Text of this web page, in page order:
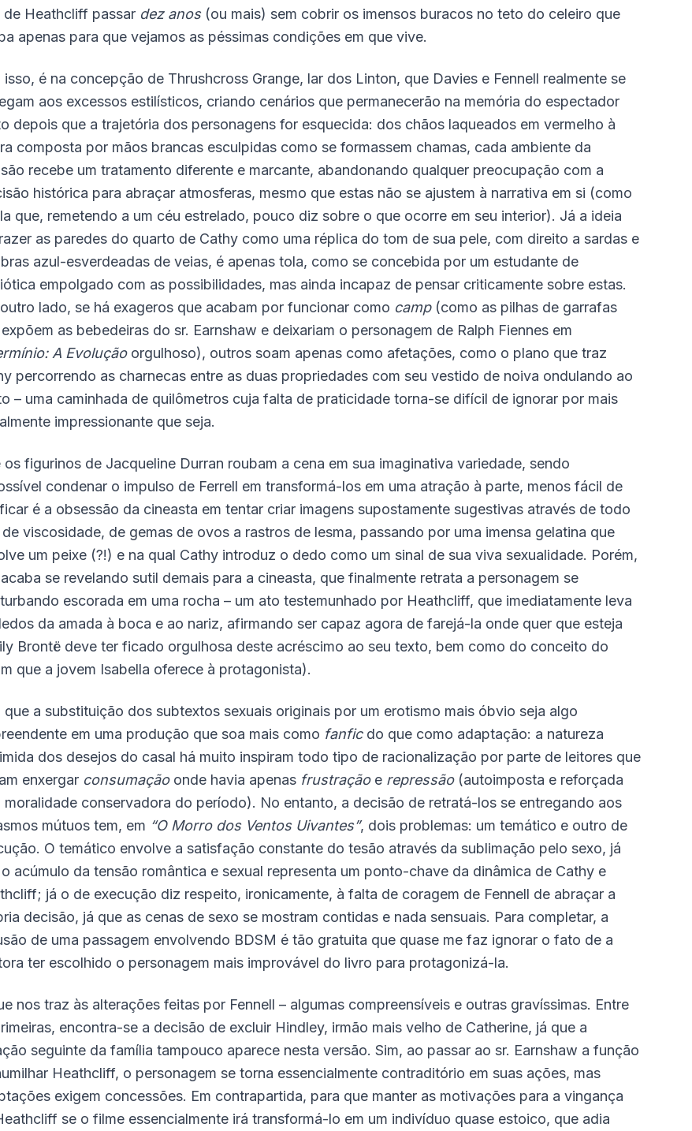
Heathcliff passar dez anos(ou mais) sem cobrir os imensos buracos no teto do celeiro que
apenas para que vejamos as péssimas condições em que vive.
isso, é na concepção de Thrushcross Grange, lar dos Linton, que Davies e Fennell realmente se
aos excessos estilísticos, criando cenários que permanecerão na memória do espectador
depois que a trajetória dos personagens for esquecida: dos chãos laqueados em vermelho à
composta por mãos brancas esculpidas como se formassem chamas, cada ambiente da
recebe um tratamento diferente e marcante, abandonando qualquer preocupação com a
histórica para abraçar atmosferas, mesmo que estas não se ajustem à narrativa em si (como
que, remetendo a um céu estrelado, pouco diz sobre o que ocorre em seu interior). Já a ideia
as paredes do quarto de Cathy como uma réplica do tom de sua pele, com direito a sardas e
azul-esverdeadas de veias, é apenas tola, como se concebida por um estudante de
empolgado com as possibilidades, mas ainda incapaz de pensar criticamente sobre estas.
lado, se há exageros que acabam por funcionar como camp(como as pilhas de garrafas
as bebedeiras do sr. Earnshaw e deixariam o personagem de Ralph Fiennes em
A Evoluçãoorgulhoso), outros soam apenas como afetações, como o plano que traz
percorrendo as charnecas entre as duas propriedades com seu vestido de noiva ondulando ao
– uma caminhada de quilômetros cuja falta de praticidade torna-se difícil de ignorar por mais
impressionante que seja.
os figurinos de Jacqueline Durran roubam a cena em sua imaginativa variedade, sendo
condenar o impulso de Ferrell em transformá-los em uma atração à parte, menos fácil de
é a obsessão da cineasta em tentar criar imagens supostamente sugestivas através de todo
viscosidade, de gemas de ovos a rastros de lesma, passando por uma imensa gelatina que
um peixe (?!) e na qual Cathy introduz o dedo como um sinal de sua viva sexualidade. Porém,
se revelando sutil demais para a cineasta, que finalmente retrata a personagem se
escorada em uma rocha – um ato testemunhado por Heathcliff, que imediatamente leva
da amada à boca e ao nariz, afirmando ser capaz agora de farejá-la onde quer que esteja
Brontë deve ter ficado orgulhosa deste acréscimo ao seu texto, bem como do conceito do
que a jovem Isabella oferece à protagonista).
que a substituição dos subtextos sexuais originais por um erotismo mais óbvio seja algo
em uma produção que soa mais como fanfic do que como adaptação: a natureza
dos desejos do casal há muito inspiram todo tipo de racionalização por parte de leitores que
enxergar consumaçãoonde havia apenas frustraçãoe repressão (autoimposta e reforçada
moralidade conservadora do período). No entanto, a decisão de retratá-los se entregando aos
mútuos tem, em “O Morro dos Ventos Uivantes”, dois problemas: um temático e outro de
O temático envolve a satisfação constante do tesão através da sublimação pelo sexo, já
acúmulo da tensão romântica e sexual representa um ponto-chave da dinâmica de Cathy e
já o de execução diz respeito, ironicamente, à falta de coragem de Fennell de abraçar a
decisão, já que as cenas de sexo se mostram contidas e nada sensuais. Para completar, a
de uma passagem envolvendo BDSM é tão gratuita que quase me faz ignorar o fato de a
ter escolhido o personagem mais improvável do livro para protagonizá-la.
nos traz às alterações feitas por Fennell – algumas compreensíveis e outras gravíssimas. Entre
encontra-se a decisão de excluir Hindley, irmão mais velho de Catherine, já que a
seguinte da família tampouco aparece nesta versão. Sim, ao passar ao sr. Earnshaw a função
Heathcliff, o personagem se torna essencialmente contraditório em suas ações, mas
exigem concessões. Em contrapartida, para que manter as motivações para a vingança
se o filme essencialmente irá transformá-lo em um indivíduo quase estoico, que adia